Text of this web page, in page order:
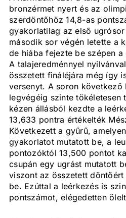
bronzérmet nyert és az
szerdöntőhöz 14,8-as
gyakorlatilag az első
második sor végén letette a
de hiába fejezte be szépen
A talajeredménnyel
összetett fináléjára még így
versenyt. A soron következő
legvégéig szinte
kézen állásból kezdte a
13,633 pontra értékelték
Következett a gyűrű,
gyakorlatot mutatott be, a
pontozóktól 13,500 pontot
csupán egy ugrást mutatott
viszont az összetett
be. Ezúttal a leérkezés is
pontszámot, elégedetten